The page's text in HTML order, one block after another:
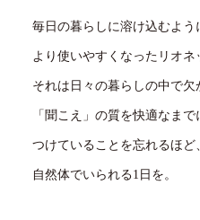
毎日の暮らしに溶け込むよう
より使いやすくなったリオネ
それは日々の暮らしの中で欠
「聞こえ」の質を快適なまで
つけていることを忘れるほど
自然体でいられる1日を。